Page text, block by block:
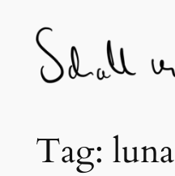
content
Tag: luna